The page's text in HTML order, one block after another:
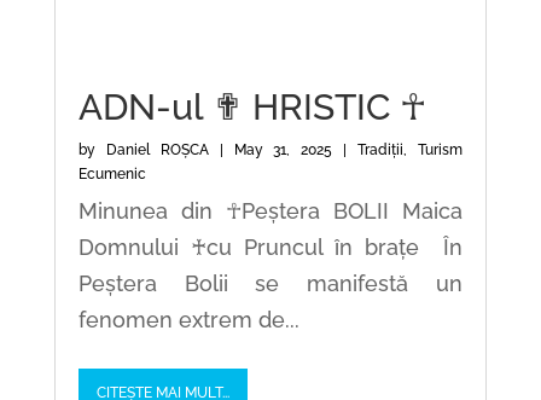
ADN-ul ✟ HRISTIC ☥
by Daniel ROȘCA| May 31, 2025 |Tradiții,Turism
Ecumenic
Minunea din ☥Peștera BOLII Maica
Domnului ♰cu Pruncul în brațe În
Peștera Bolii se manifestă un
fenomen extrem de...
CITEȘTE MAI MULT...